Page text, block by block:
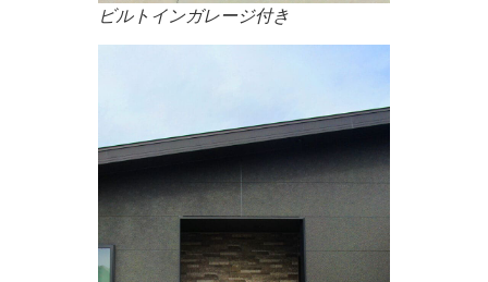
ビルトインガレージ付き